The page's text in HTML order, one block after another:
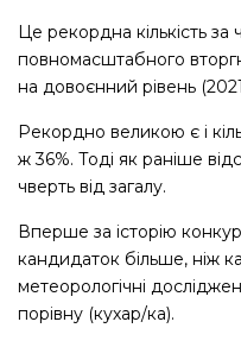
Це рекордна кількість за
повномасштабного
на довоєнний рівень
Рекордно великою є і
ж 36%. Тоді як раніше
чверть від загалу.
Вперше за історію
кандидаток більше, ніж
метеорологічні
порівну (кухар/ка).